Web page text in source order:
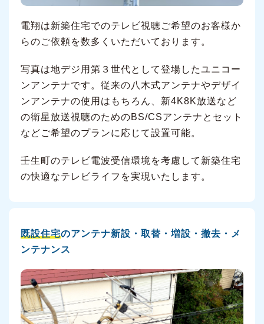
電翔は新築住宅でのテレビ視聴ご希望のお客様か
らのご依頼を数多くいただいております。
写真は地デジ用第３世代として登場したユニコー
ンアンテナです。従来の八木式アンテナやデザイ
ンアンテナの使用はもちろん、新4K8K放送など
の衛星放送視聴のためのBS/CSアンテナとセット
などご希望のプランに応じて設置可能。
壬生町のテレビ電波受信環境を考慮して新築住宅
の快適なテレビライフを実現いたします。
既設住宅のアンテナ新設・取替・増設・撤去・メ
ンテナンス